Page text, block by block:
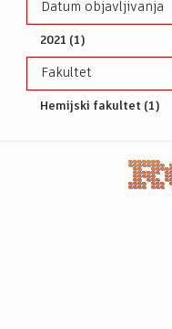
Datum objavljivanja
2021 (1)
Fakultet
Hemijski fakultet (1)